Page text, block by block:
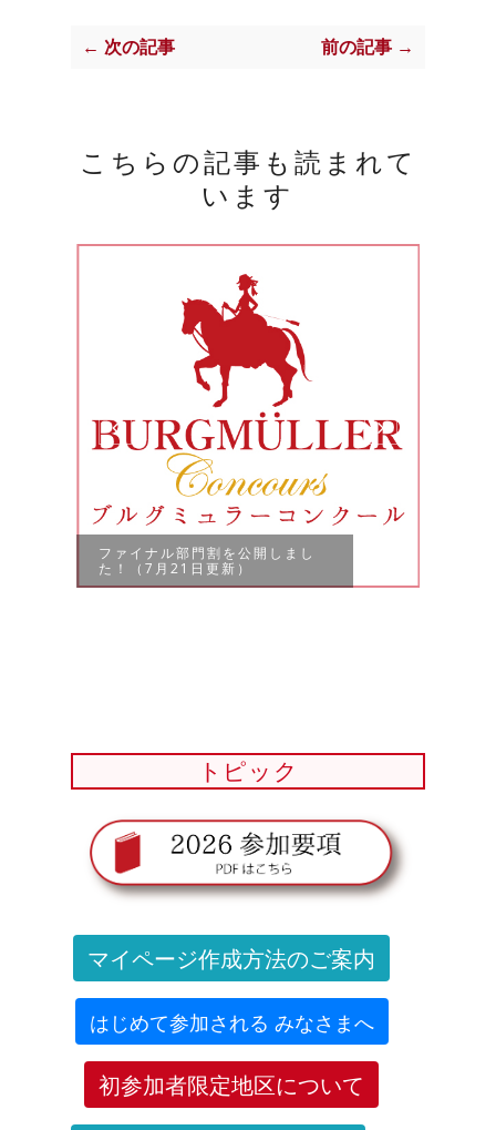
← 次の記事 前の記事 →
こちらの記事も読まれて
います
ファイナル部門割を公開しまし
た！（7月21日更新）
トピック
マイページ作成方法のご案内
はじめて参加される みなさまへ
初参加者限定地区について